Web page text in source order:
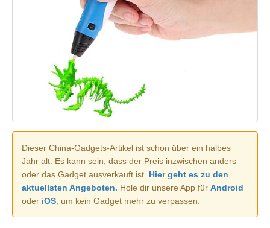
Dieser China-Gadgets-Artikel ist schon über ein halbes
Jahr alt. Es kann sein, dass der Preis inzwischen anders
oder das Gadget ausverkauft ist. Hier geht es zu den
aktuellsten Angeboten. Hole dir unsere App für Android
oder iOS , um kein Gadget mehr zu verpassen.